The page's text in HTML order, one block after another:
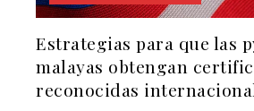
Estrategias para que las
malayas obtengan
reconocidas